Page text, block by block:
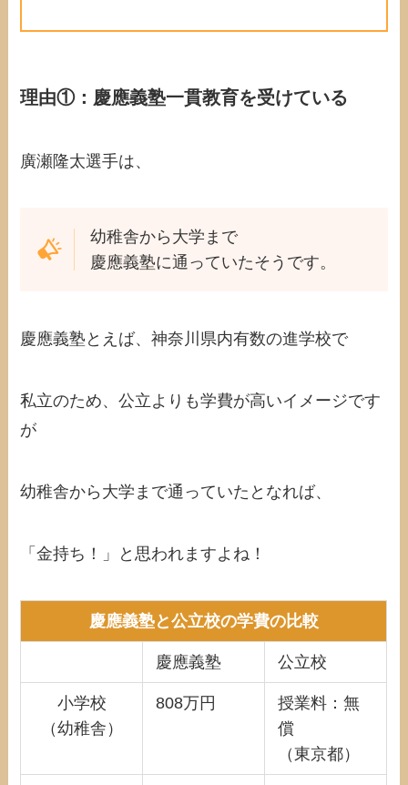
理由①：慶應義塾一貫教育を受けている
廣瀬隆太選手は、
幼稚舎から大学まで
慶應義塾に通っていたそうです。
慶應義塾とえば、神奈川県内有数の進学校で
私立のため、公立よりも学費が高いイメージです
が
幼稚舎から大学まで通っていたとなれば、
「金持ち！」と思われますよね！
慶應義塾と公立校の学費の比較
慶應義塾 公立校
小学校
（幼稚舎）
808万円
授業料：無
償
（東京都）